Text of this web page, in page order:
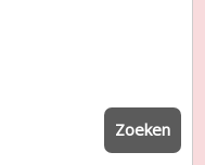
Zoeken